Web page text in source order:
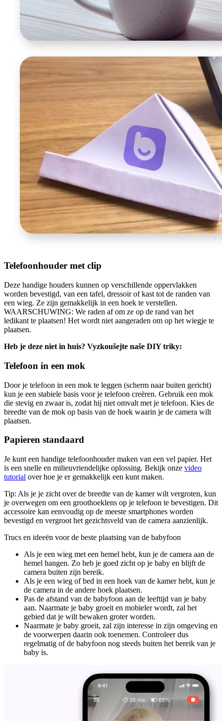
Telefoonhouder met clip
Deze handige houders kunnen op verschillende oppervlakken
worden bevestigd, van een tafel, dressoir of kast tot de randen van
een wieg. Ze zijn gemakkelijk in een hoek te verstellen.
WAARSCHUWING: We raden af om ze op de rand van het
ledikant te plaatsen! Het wordt niet aangeraden om op het wiegje te
plaatsen.
Heb je deze niet in huis? Vyzkoušejte naše DIY triky:
Telefoon in een mok
Door je telefoon in een mok te leggen (scherm naar buiten gericht)
kun je een stabiele basis voor je telefoon creëren. Gebruik een mok
die stevig en zwaar is, zodat hij niet omvalt met je telefoon. Kies de
breedte van de mok op basis van de hoek waarin je de camera wilt
plaatsen.
Papieren standaard
Je kunt een handige telefoonhouder maken van een vel papier. Het
is een snelle en milieuvriendelijke oplossing. Bekijk onze video
tutorial over hoe je er gemakkelijk een kunt maken.
Tip: Als je je zicht over de breedte van de kamer wilt vergroten, kun
je overwegen om een groothoeklens op je telefoon te bevestigen. Dit
accessoire kan eenvoudig op de meeste smartphones worden
bevestigd en vergroot het gezichtsveld van de camera aanzienlijk.
Trucs en ideeën voor de beste plaatsing van de babyfoon
Als je een wieg met een hemel hebt, kun je de camera aan de
hemel hangen. Zo heb je goed zicht op je baby en blijft de
camera buiten zijn bereik.
Als je een wieg of bed in een hoek van de kamer hebt, kun je
de camera in de andere hoek plaatsen.
Pas de afstand van de babyfoon aan de leeftijd van je baby
aan. Naarmate je baby groeit en mobieler wordt, zal het
gebied dat je wilt bewaken groter worden.
Naarmate je baby groeit, zal zijn interesse in zijn omgeving en
de voorwerpen daarin ook toenemen. Controleer dus
regelmatig of de babyfoon nog steeds buiten het bereik van je
baby is.